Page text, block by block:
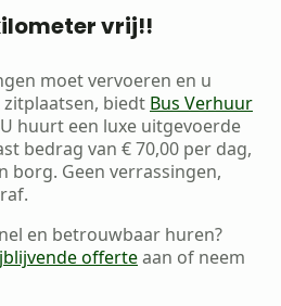
vrij!!
moet vervoeren en u
biedt Bus Verhuur
huurt een luxe uitgevoerde
bedrag van € 70,00 per dag,
borg. Geen verrassingen,
en betrouwbaar huren?
offerteaan of neem